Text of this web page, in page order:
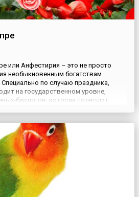
или Анфестирия – это не просто
необыкновенным богатствам
по случаю праздника,
на государственном уровне,
биологов, которая подводит